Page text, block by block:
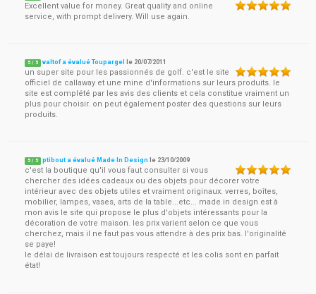
Excellent value for money. Great quality and online
service, with prompt delivery. Will use again.
5 / 5 valtof a évalué Toupargel le 20/07/2011
un super site pour les passionnés de golf. c'est le site
officiel de callaway et une mine d'informations sur leurs produits. le
site est complété par les avis des clients et cela constitue vraiment un
plus pour choisir. on peut également poster des questions sur leurs
produits.
5 / 5 ptibout a évalué Made In Design le 23/10/2009
c'est la boutique qu'il vous faut consulter si vous
chercher des idées cadeaux ou des objets pour décorer votre
intérieur avec des objets utiles et vraiment originaux. verres, boîtes,
mobilier, lampes, vases, arts de la table...etc... made in design est à
mon avis le site qui propose le plus d'objets intéressants pour la
décoration de votre maison. les prix varient selon ce que vous
cherchez, mais il ne faut pas vous attendre à des prix bas. l'originalité
se paye!
le délai de livraison est toujours respecté et les colis sont en parfait
état!